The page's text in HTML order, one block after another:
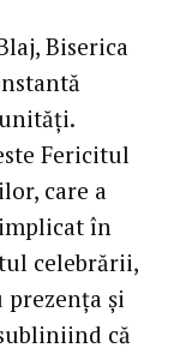
Biserica
Fericitul
care a
în
celebrării,
și
că